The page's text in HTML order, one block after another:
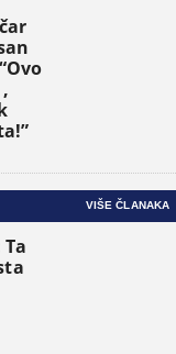
VIŠE ČLANAKA